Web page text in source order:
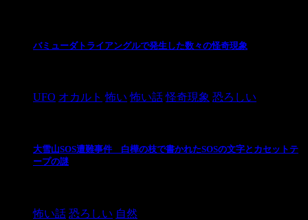
バミューダトライアングルで発生した数々の怪奇現象
UFO オカルト 怖い 怖い話 怪奇現象 恐ろしい
大雪山SOS遭難事件 白樺の枝で書かれたSOSの文字とカセットテ
ープの謎
怖い話 恐ろしい 自然